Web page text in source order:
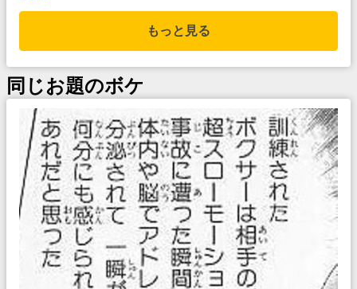
もっと見る
同じお題のボケ